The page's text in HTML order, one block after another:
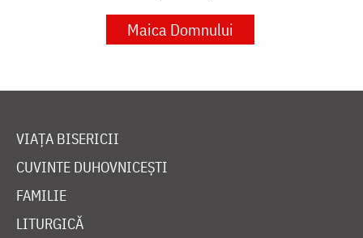
Maica Domnului
VIAȚA BISERICII
CUVINTE DUHOVNICEȘTI
FAMILIE
LITURGICĂ